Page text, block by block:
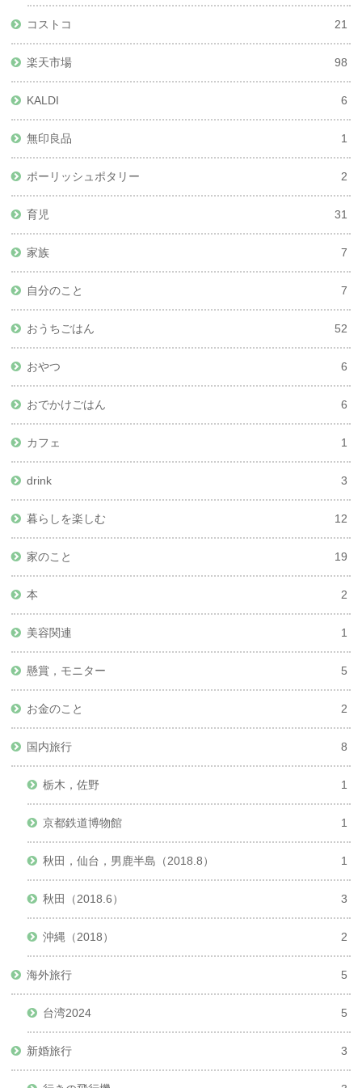
コストコ 21
楽天市場 98
KALDI 6
無印良品 1
ポーリッシュポタリー 2
育児 31
家族 7
自分のこと 7
おうちごはん 52
おやつ 6
おでかけごはん 6
カフェ 1
drink 3
暮らしを楽しむ 12
家のこと 19
本 2
美容関連 1
懸賞，モニター 5
お金のこと 2
国内旅行 8
栃木，佐野 1
京都鉄道博物館 1
秋田，仙台，男鹿半島（2018.8） 1
秋田（2018.6） 3
沖縄（2018） 2
海外旅行 5
台湾2024 5
新婚旅行 3